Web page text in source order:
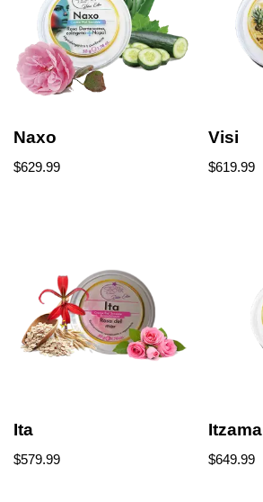
Naxo
$629.99
Visi
$619.99
Ita
$579.99
Itzama
$649.99